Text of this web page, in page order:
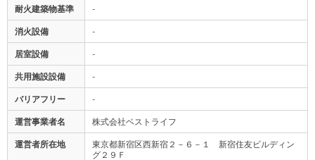
耐火建築物基準 -
消火設備 -
居室設備 -
共用施設設備 -
バリアフリー -
運営事業者名 株式会社ベストライフ
運営者所在地
東京都新宿区西新宿２－６－１ 新宿住友ビルディン
グ２９Ｆ